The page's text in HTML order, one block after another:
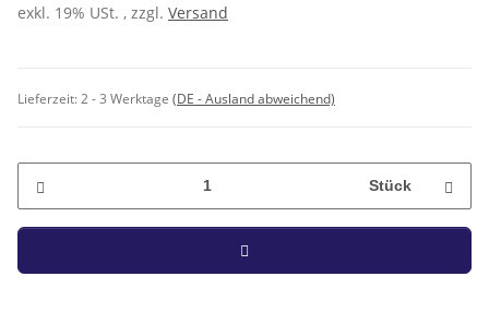
exkl. 19% USt. , zzgl. Versand
Lieferzeit:2 - 3 Werktage (DE - Ausland abweichend)
Stück